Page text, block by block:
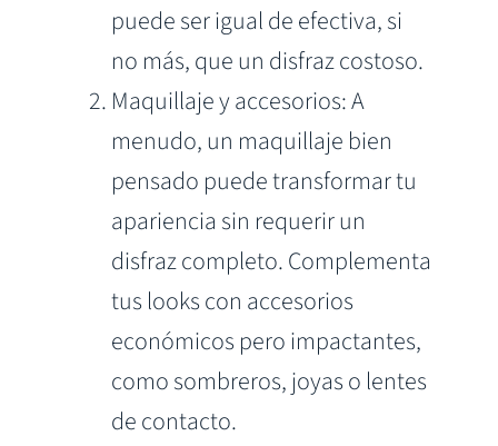
puede ser igual de efectiva, si
no más, que un disfraz costoso.
Maquillaje y accesorios: A
menudo, un maquillaje bien
pensado puede transformar tu
apariencia sin requerir un
disfraz completo. Complementa
tus looks con accesorios
económicos pero impactantes,
como sombreros, joyas o lentes
de contacto.